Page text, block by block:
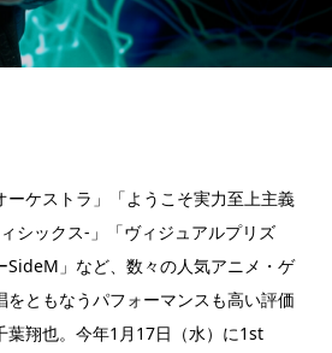
ーケストラ」「ようこそ実力至上主義
シックス-」「ヴィジュアルプリズ
SideM」など、数々の人気アニメ・ゲ
をともなうパフォーマンスも高い評価
葉翔也。今年1月17日（水）に1st